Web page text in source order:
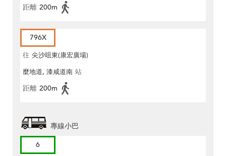
距離 200m
796X
往 尖沙咀東(康宏廣場)
麼地道, 漆咸道南 站
距離 200m
專線小巴
6